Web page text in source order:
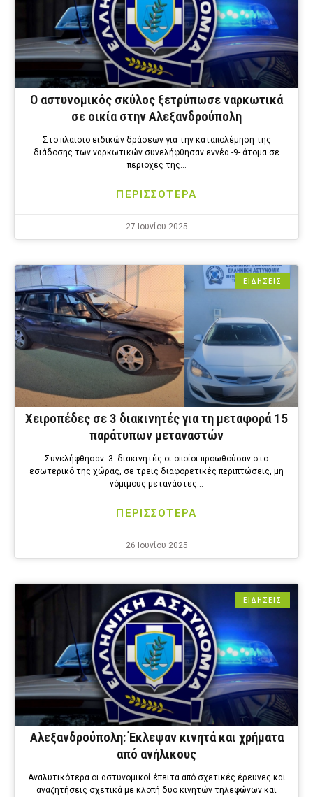
Ο αστυνομικός σκύλος ξετρύπωσε ναρκωτικά
σε οικία στην Αλεξανδρούπολη
Στο πλαίσιο ειδικών δράσεων για την καταπολέμηση της
διάδοσης των ναρκωτικών συνελήφθησαν εννέα -9- άτομα σε
περιοχές της…
ΠΕΡΙΣΣΟΤΕΡΑ
27 Ιουνίου 2025
ΕΙΔΗΣΕΙΣ
Χειροπέδες σε 3 διακινητές για τη μεταφορά 15
παράτυπων μεταναστών
Συνελήφθησαν -3- διακινητές οι οποίοι προωθούσαν στο
εσωτερικό της χώρας, σε τρεις διαφορετικές περιπτώσεις, μη
νόμιμους μετανάστες…
ΠΕΡΙΣΣΟΤΕΡΑ
26 Ιουνίου 2025
ΕΙΔΗΣΕΙΣ
Αλεξανδρούπολη: Έκλεψαν κινητά και χρήματα
από ανήλικους
Αναλυτικότερα οι αστυνομικοί έπειτα από σχετικές έρευνες και
αναζητήσεις σχετικά με κλοπή δύο κινητών τηλεφώνων και